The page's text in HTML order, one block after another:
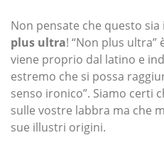
Non pensate che questo sia
plus ultra! “Non plus
viene proprio dal latino e
estremo che si possa
senso ironico”. Siamo certi
sulle vostre labbra ma che
sue illustri origini.